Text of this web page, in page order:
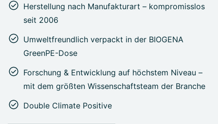
Herstellung nach Manufakturart – kompromisslos
seit 2006
Umweltfreundlich verpackt in der BIOGENA
GreenPE-Dose
Forschung & Entwicklung auf höchstem Niveau –
mit dem größten Wissenschaftsteam der Branche
Double Climate Positive